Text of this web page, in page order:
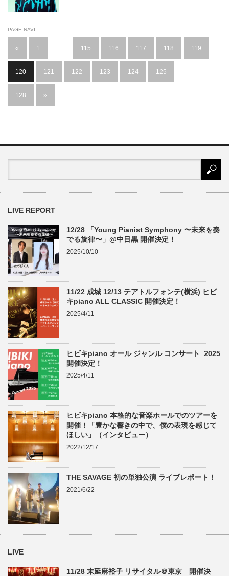
PAGE NAVI
« 1 115 116 117 118 119
120 121 122 123 124 125
128 »
LIVE REPORT
12/28 「Young Pianist Symphony 〜未来を奏
でる旋律〜」@中目黒 開催決定！
2025/10/10
11/22 成城 12/13 テアトルフォンテ(横浜) ヒビ
キpiano ALL CLASSIC 開催決定！
2025/4/11
ヒビキpiano オール ジャンル コンサート 2025
開催決定！
2025/4/11
ヒビキpiano 本格的な音楽ホールでのツアーを
開催！「豊かな響きの中で、僕の表現を感じて
ほしい」（インタビュー）
2022/12/17
THE SAVAGE 初の単独公演 ライブレポート！
2021/6/22
LIVE
11/28 末延麻裕子 リサイタル＠東京 開催決